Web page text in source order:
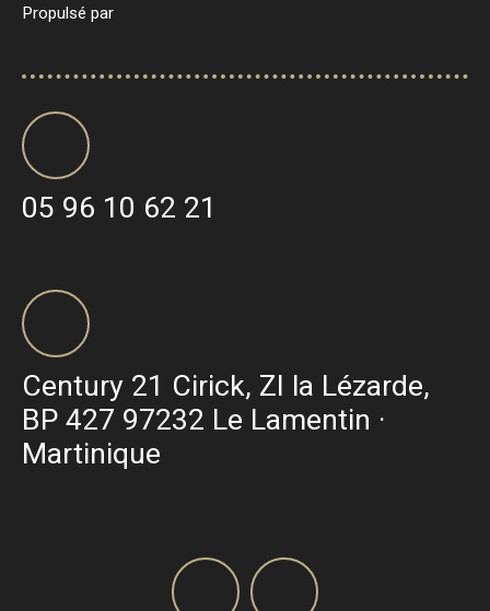
Propulsé par
05 96 10 62 21
Century 21 Cirick, ZI la Lézarde,
BP 427 97232 Le Lamentin ·
Martinique